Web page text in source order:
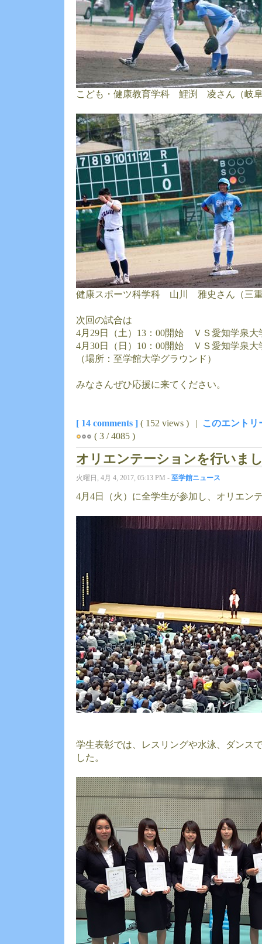
こども・健康教育学科 鯉渕 凌さん（岐
健康スポーツ科学科 山川 雅史さん（三
次回の試合は
4月29日（土）13：00開始 ＶＳ愛知学泉
4月30日（日）10：00開始 ＶＳ愛知学泉大
（場所：至学館大学グラウンド）
みなさんぜひ応援に来てください。
[ 14 comments ] ( 152 views ) | このエント
( 3 / 4085 )
オリエンテーションを行いま
火曜日, 4月 4, 2017, 05:13 PM - 至学館ニュース
4月4日（火）に全学生が参加し、オリエン
学生表彰では、レスリングや水泳、ダンス
した。